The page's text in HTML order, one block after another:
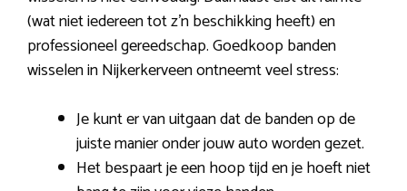
(wat niet iedereen tot z’n beschikking heeft) en
professioneel gereedschap. Goedkoop banden
wisselen in Nijkerkerveen ontneemt veel stress:
Je kunt er van uitgaan dat de banden op de
juiste manier onder jouw auto worden gezet.
Het bespaart je een hoop tijd en je hoeft niet